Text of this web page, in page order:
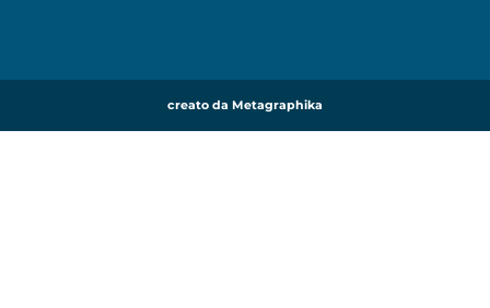
creato da Metagraphika